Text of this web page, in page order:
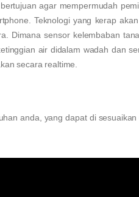
agar mempermudah
Teknologi yang kerap
Dimana sensor kelembaban
air didalam wadah dan
secara realtime.
anda, yang dapat di